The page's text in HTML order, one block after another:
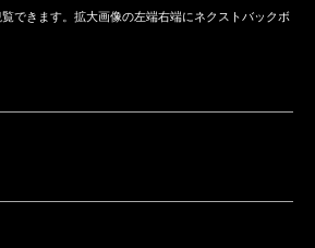
できます。拡大画像の左端右端にネクストバックボ